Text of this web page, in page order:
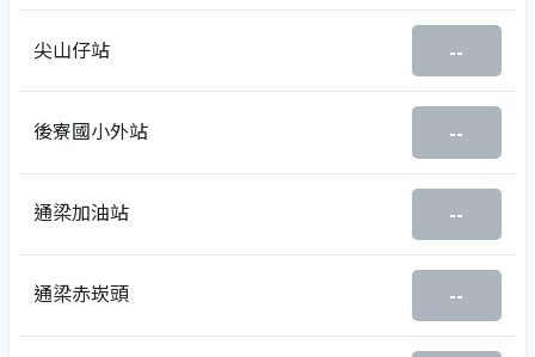
尖山仔站 --
後寮國小外站 --
通梁加油站 --
通梁赤崁頭 --